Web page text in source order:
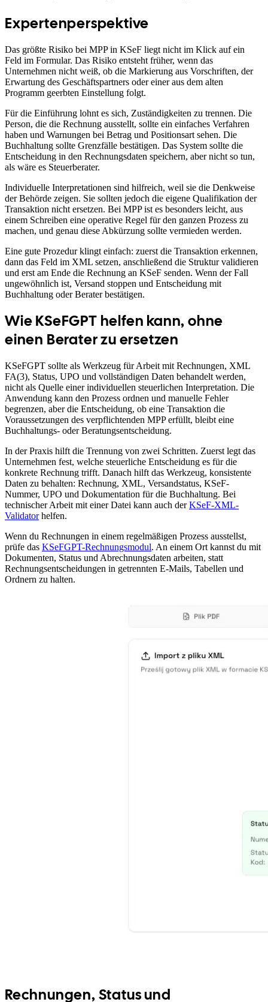
Expertenperspektive
Das größte Risiko bei MPP in KSeF liegt nicht im Klick auf ein
Feld im Formular. Das Risiko entsteht früher, wenn das
Unternehmen nicht weiß, ob die Markierung aus Vorschriften, der
Erwartung des Geschäftspartners oder einer aus dem alten
Programm geerbten Einstellung folgt.
Für die Einführung lohnt es sich, Zuständigkeiten zu trennen. Die
Person, die die Rechnung ausstellt, sollte ein einfaches Verfahren
haben und Warnungen bei Betrag und Positionsart sehen. Die
Buchhaltung sollte Grenzfälle bestätigen. Das System sollte die
Entscheidung in den Rechnungsdaten speichern, aber nicht so tun,
als wäre es Steuerberater.
Individuelle Interpretationen sind hilfreich, weil sie die Denkweise
der Behörde zeigen. Sie sollten jedoch die eigene Qualifikation der
Transaktion nicht ersetzen. Bei MPP ist es besonders leicht, aus
einem Schreiben eine operative Regel für den ganzen Prozess zu
machen, und genau diese Abkürzung sollte vermieden werden.
Eine gute Prozedur klingt einfach: zuerst die Transaktion erkennen,
dann das Feld im XML setzen, anschließend die Struktur validieren
und erst am Ende die Rechnung an KSeF senden. Wenn der Fall
ungewöhnlich ist, Versand stoppen und Entscheidung mit
Buchhaltung oder Berater bestätigen.
Wie KSeFGPT helfen kann, ohne
einen Berater zu ersetzen
KSeFGPT sollte als Werkzeug für Arbeit mit Rechnungen, XML
FA(3), Status, UPO und vollständigen Daten behandelt werden,
nicht als Quelle einer individuellen steuerlichen Interpretation. Die
Anwendung kann den Prozess ordnen und manuelle Fehler
begrenzen, aber die Entscheidung, ob eine Transaktion die
Voraussetzungen des verpflichtenden MPP erfüllt, bleibt eine
Buchhaltungs- oder Beratungsentscheidung.
In der Praxis hilft die Trennung von zwei Schritten. Zuerst legt das
Unternehmen fest, welche steuerliche Entscheidung es für die
konkrete Rechnung trifft. Danach hilft das Werkzeug, konsistente
Daten zu behalten: Rechnung, XML, Versandstatus, KSeF-
Nummer, UPO und Dokumentation für die Buchhaltung. Bei
technischer Arbeit mit einer Datei kann auch derKSeF-XML-
Validatorhelfen.
Wenn du Rechnungen in einem regelmäßigen Prozess ausstellst,
prüfe das KSeFGPT-Rechnungsmodul. An einem Ort kannst du mit
Dokumenten, Status und Abrechnungsdaten arbeiten, statt
Rechnungsentscheidungen in getrennten E-Mails, Tabellen und
Ordnern zu halten.
Rechnungen, Status und